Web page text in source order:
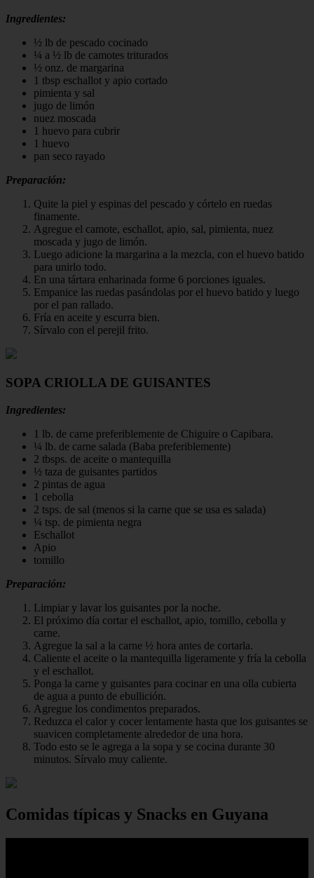
Ingredientes:
½ lb de pescado cocinado
¼ a ½ lb de camotes triturados
½ onz. de margarina
1 tbsp eschallot y apio cortado
pimienta y sal
jugo de limón
nuez moscada
1 huevo para cubrir
1 huevo
pan seco rayado
Preparación:
Quite la piel y espinas del pescado y córtelo en ruedas
finamente.
Agregue el camote, eschallot, apio, sal, pimienta, nuez
moscada y jugo de limón.
Luego adicione la margarina a la mezcla, con el huevo batido
para unirlo todo.
En una tártara enharinada forme 6 porciones iguales.
Empanice las ruedas pasándolas por el huevo batido y luego
por el pan rallado.
Fría en aceite y escurra bien.
Sírvalo con el perejil frito.
SOPA CRIOLLA DE GUISANTES
Ingredientes:
1 lb. de carne preferiblemente de Chiguire o Capibara.
¼ lb. de carne salada (Baba preferiblemente)
2 tbsps. de aceite o mantequilla
½ taza de guisantes partidos
2 pintas de agua
1 cebolla
2 tsps. de sal (menos si la carne que se usa es salada)
¼ tsp. de pimienta negra
Eschallot
Apio
tomillo
Preparación:
Limpiar y lavar los guisantes por la noche.
El próximo día cortar el eschallot, apio, tomillo, cebolla y
carne.
Agregue la sal a la carne ½ hora antes de cortarla.
Caliente el aceite o la mantequilla ligeramente y fría la cebolla
y el eschallot.
Ponga la carne y guisantes para cocinar en una olla cubierta
de agua a punto de ebullición.
Agregue los condimentos preparados.
Reduzca el calor y cocer lentamente hasta que los guisantes se
suavicen completamente alrededor de una hora.
Todo esto se le agrega a la sopa y se cocina durante 30
minutos. Sírvalo muy caliente.
Comidas típicas y Snacks en Guyana